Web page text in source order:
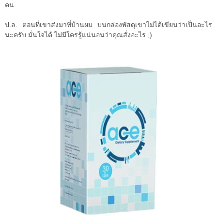
คน
ป.ล. ตอนที่เขาส่งมาที่บ้านผม บนกล่องพัสดุเขาไม่ได้เขียนว่าเป็นอะไร
นะครับ มั่นใจได้ ไม่มีใครรู้แน่นอนว่าคุณสั่งอะไร ;)